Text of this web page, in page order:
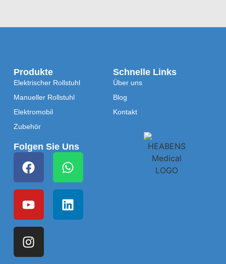
Produkte
Elektrischer Rollstuhl
Manueller Rollstuhl
Elektromobil
Zubehör
Schnelle Links
Über uns
Blog
Kontakt
Folgen Sie Uns